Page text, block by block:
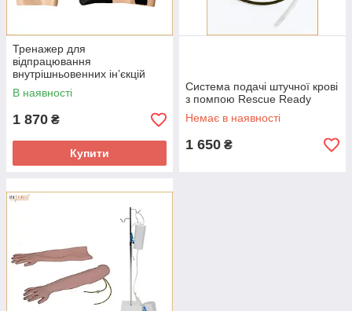
Тренажер для
відпрацювання
внутрішньовенних інʼєкцій
Rescue Ready
В наявності
1 870 ₴
Купити
Система подачі штучної крові
з помпою Rescue Ready
Немає в наявності
1 650 ₴